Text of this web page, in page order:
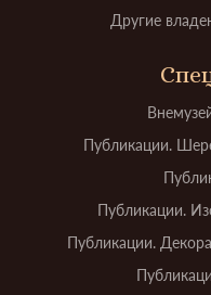
Другие
Публикации.
Публикации.
Публикации.